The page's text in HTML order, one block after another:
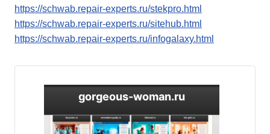
https://schwab.repair-experts.ru/stekpro.html
https://schwab.repair-experts.ru/sitehub.html
https://schwab.repair-experts.ru/infogalaxy.html
gorgeous-woman.ru